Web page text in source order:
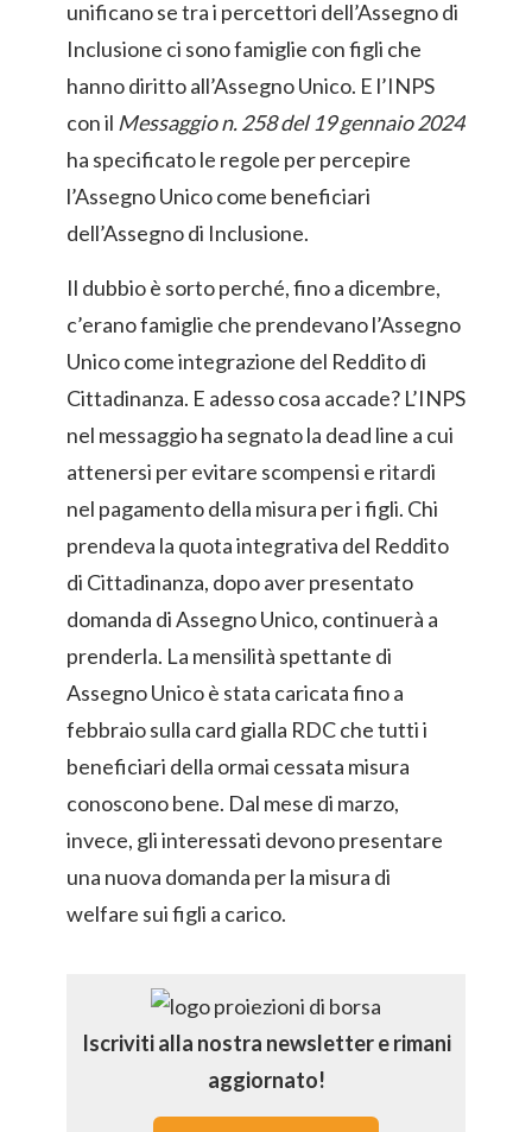
unificano se tra i percettori dell’Assegno di
Inclusione ci sono famiglie con figli che
hanno diritto all’Assegno Unico. E l’INPS
con il Messaggio n. 258 del 19 gennaio 2024
ha specificato le regole per percepire
l’Assegno Unico come beneficiari
dell’Assegno di Inclusione.
Il dubbio è sorto perché, fino a dicembre,
c’erano famiglie che prendevano l’Assegno
Unico come integrazione del Reddito di
Cittadinanza. E adesso cosa accade? L’INPS
nel messaggio ha segnato la dead line a cui
attenersi per evitare scompensi e ritardi
nel pagamento della misura per i figli. Chi
prendeva la quota integrativa del Reddito
di Cittadinanza, dopo aver presentato
domanda di Assegno Unico, continuerà a
prenderla. La mensilità spettante di
Assegno Unico è stata caricata fino a
febbraio sulla card gialla RDC che tutti i
beneficiari della ormai cessata misura
conoscono bene. Dal mese di marzo,
invece, gli interessati devono presentare
una nuova domanda per la misura di
welfare sui figli a carico.
Iscriviti alla nostra newsletter e rimani
aggiornato!